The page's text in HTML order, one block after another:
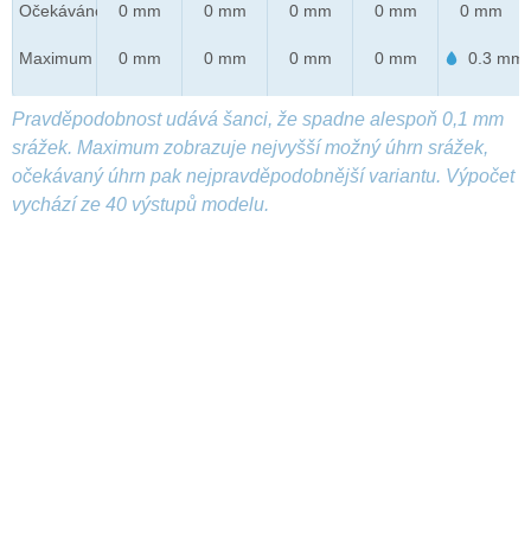
Očekáváno
Maximum
0 mm
0 mm
0 mm
0 mm
0 mm
0 mm
0 mm
0 mm
0 mm
0.3 mm
Pravděpodobnost udává šanci, že spadne alespoň 0,1 mm
srážek. Maximum zobrazuje nejvyšší možný úhrn srážek,
očekávaný úhrn pak nejpravděpodobnější variantu. Výpočet
vychází ze 40 výstupů modelu.